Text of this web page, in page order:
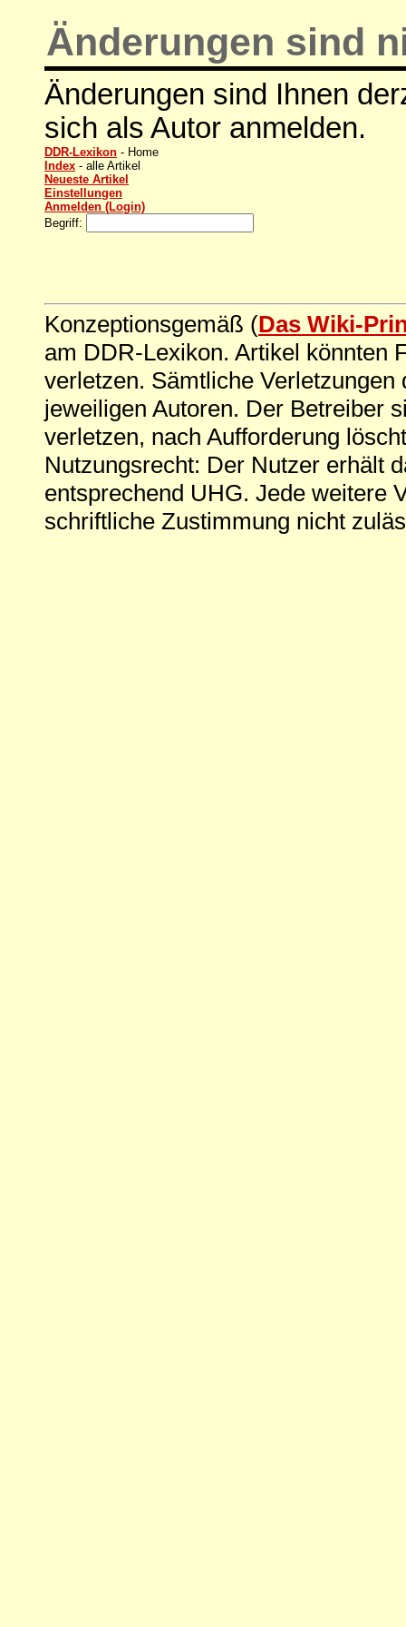
Änderungen sind
Änderungen sind Ihnen
sich als Autor anmelden.
DDR-Lexikon - Home
Index - alle Artikel
Neueste Artikel
Einstellungen
Anmelden (Login)
Begriff:
Konzeptionsgemäß (Das Wiki-
am DDR-Lexikon. Artikel könnten
verletzen. Sämtliche
jeweiligen Autoren. Der Betreiber
verletzen, nach Aufforderung
Nutzungsrecht: Der Nutzer erhält
entsprechend UHG. Jede weitere
schriftliche Zustimmung nicht